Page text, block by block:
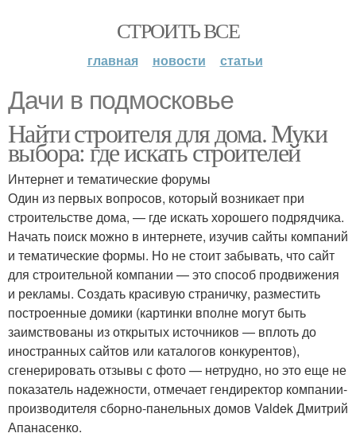
СТРОИТЬ ВСЕ
главная новости статьи
Дачи в подмосковье
Найти строителя для дома. Муки
выбора: где искать строителей
Интернет и тематические форумы
Один из первых вопросов, который возникает при
строительстве дома, — где искать хорошего подрядчика.
Начать поиск можно в интернете, изучив сайты компаний
и тематические формы. Но не стоит забывать, что сайт
для строительной компании — это способ продвижения
и рекламы. Создать красивую страничку, разместить
построенные домики (картинки вполне могут быть
заимствованы из открытых источников — вплоть до
иностранных сайтов или каталогов конкурентов),
сгенерировать отзывы с фото — нетрудно, но это еще не
показатель надежности, отмечает гендиректор компании-
производителя сборно-панельных домов Valdek Дмитрий
Апанасенко.